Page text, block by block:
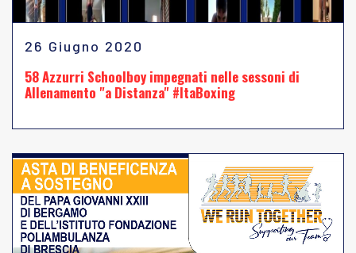
26 Giugno 2020
58 Azzurri Schoolboy impegnati nelle sessoni di
Allenamento "a Distanza" #ItaBoxing